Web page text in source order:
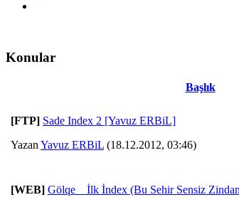
Konular
Başlık
[FTP] Sade Index 2 [Yavuz ERBiL]
Yazan Yavuz ERBiL (18.12.2012, 03:46)
[WEB] Gölqe__İlk İndex (Bu Sehir Sensiz